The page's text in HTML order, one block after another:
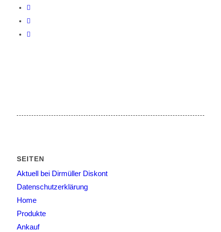
SEITEN
Aktuell bei Dirmüller Diskont
Datenschutzerklärung
Home
Produkte
Ankauf